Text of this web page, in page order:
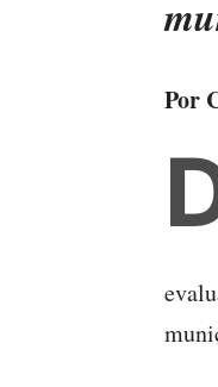
Por